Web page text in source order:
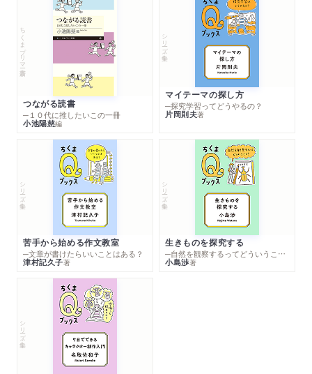
ちくまプリマー新書
つながる読書
─１０代に推したいこの一冊
小池陽慈編
シリーズ・全集
マイテーマの探し方
─探究学習ってどうやるの？
片岡則夫著
シリーズ・全集
苦手から始める作文教室
─文章が書けたらいいことはある？
津村記久子著
シリーズ・全集
生きものを探究する
─自然を観察するってどういうこと？
小島渉著
シリーズ・全集